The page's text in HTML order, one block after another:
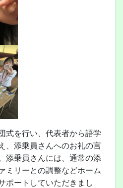
式を行い、代表者から語学
、添乗員さんへのお礼の言
添乗員さんには、通常の添
ミリーとの調整などホーム
ポートしていただきまし